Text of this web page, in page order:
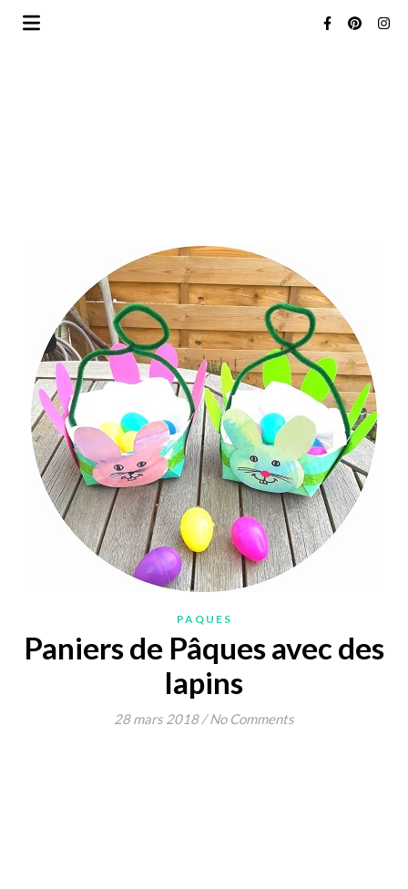
PAQUES
Paniers de Pâques avec des
lapins
28 mars 2018 / No Comments